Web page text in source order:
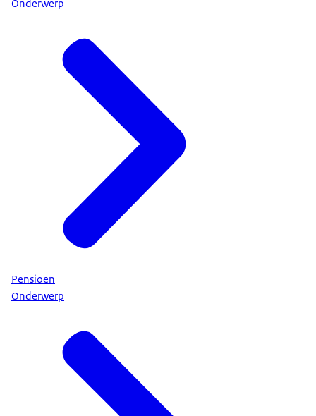
Onderwerp
Pensioen
Onderwerp